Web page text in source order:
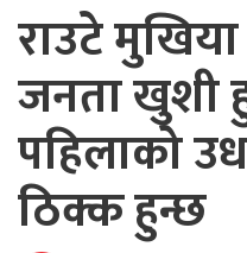
राउटे
जनता खुशी
पहिलाको
ठिक्क हुन्छ